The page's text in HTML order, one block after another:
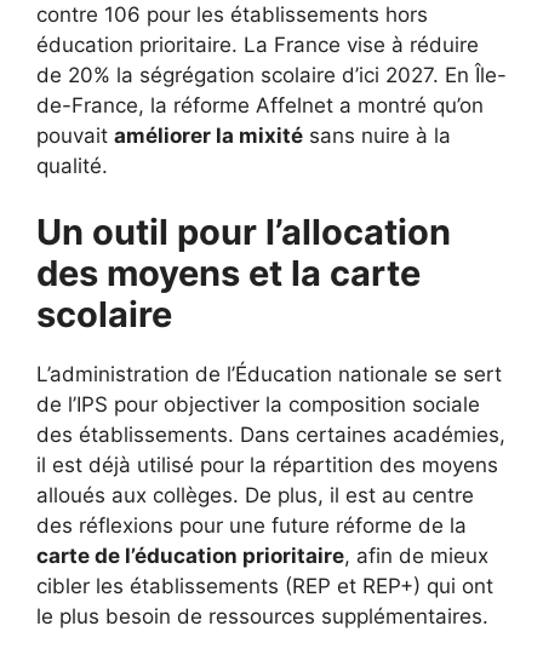
contre 106 pour les établissements hors
éducation prioritaire. La France vise à réduire
de 20% la ségrégation scolaire d’ici 2027. En Île-
de-France, la réforme Affelnet a montré qu’on
pouvait améliorer la mixité sans nuire à la
qualité.
Un outil pour l’allocation
des moyens et la carte
scolaire
L’administration de l’Éducation nationale se sert
de l’IPS pour objectiver la composition sociale
des établissements. Dans certaines académies,
il est déjà utilisé pour la répartition des moyens
alloués aux collèges. De plus, il est au centre
des réflexions pour une future réforme de la
carte de l’éducation prioritaire, afin de mieux
cibler les établissements (REP et REP+) qui ont
le plus besoin de ressources supplémentaires.